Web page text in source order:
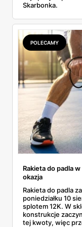
Skarbonka.
POLECAMY
Rakieta do padla
okazja
Rakieta do padla
poniedziałku 10
splotem 12K. W
konstrukcje
tej kwoty, więc